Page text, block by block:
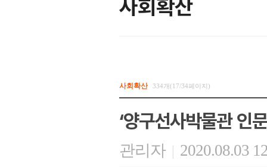
사회확산 334개(17/34페이지)
‘양구선사박물관 인
관리자 | 2020.08.03